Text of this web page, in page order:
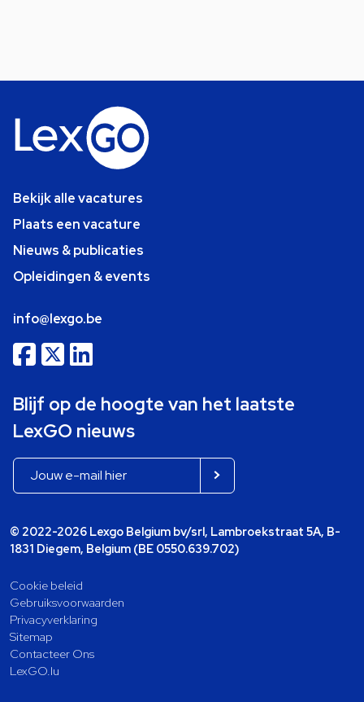
Bekijk alle vacatures
Plaats een vacature
Nieuws & publicaties
Opleidingen & events
info@lexgo.be
Blijf op de hoogte van het laatste
LexGO nieuws
© 2022-2026 Lexgo Belgium bv/srl, Lambroekstraat 5A, B-
1831 Diegem, Belgium (BE 0550.639.702)
Cookie beleid
Gebruiksvoorwaarden
Privacyverklaring
Sitemap
Contacteer Ons
LexGO.lu